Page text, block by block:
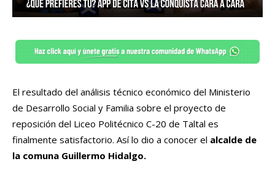
El resultado del análisis técnico económico del Ministerio
de Desarrollo Social y Familia sobre el proyecto de
reposición del Liceo Politécnico C-20 de Taltal es
finalmente satisfactorio. Así lo dio a conocer el alcalde de
la comuna Guillermo Hidalgo.